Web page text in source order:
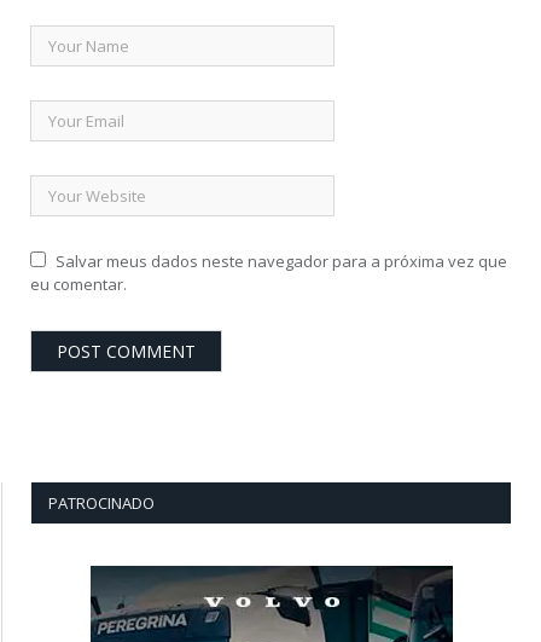
Salvar meus dados neste navegador para a próxima vez que
eu comentar.
PATROCINADO